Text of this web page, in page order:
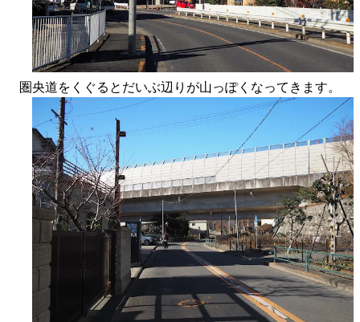
圏央道をくぐるとだいぶ辺りが山っぽくなってきます。